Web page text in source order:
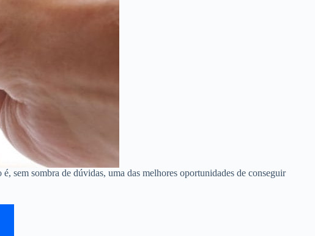
sem sombra de dúvidas, uma das melhores oportunidades de conseguir